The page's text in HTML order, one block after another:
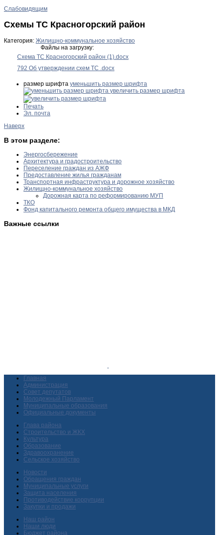
Слабовидящим
Схемы ТС Красногорский район
Категория: Жилищно-коммунальное хозяйство
Файлы на загрузку:
Схема ТС Красногорский район (1).docx
792 Об утверждении схем ТС .docx
размер шрифта уменьшить размер шрифта
увеличить размер шрифта
Печать
Эл. почта
Наверх
В этом разделе:
Энергосбережение
Архитектура и градостроительство
Переселение граждан из АЖФ
Предоставление жилья гражданам
Транспортная инфраструктура и дорожное хозяйство
Жилищно-коммунальное хозяйство
Дорожная карта по реформированию МУП
ТКО
Фонд капитального ремонта общего имущества в МКД
Важные ссылки
Главная
Администрация
Совет депутатов
Молодежный Парламент
Муниципальные образования
Официальные документы
Глава района
Строительство и ЖКХ
Культура
Образование
Здравоохранение
Сельское хозяйство
Новости
Обращения граждан
Муниципальные услуги
Защита населения
Противодействие коррупции
Закупки и продажи
Наш район
Наши люди
Бюджет района